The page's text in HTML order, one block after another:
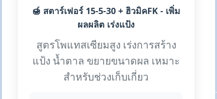
🍯 สตาร์เฟอร์ 15-5-30 + ฮิวมิคFK - เพิ่ม
ผลผลิต เร่งแป้ง
สูตรโพแทสเซียมสูง เร่งการสร้าง
แป้ง น้ำตาล ขยายขนาดผล เหมาะ
สำหรับช่วงเก็บเกี่ยว